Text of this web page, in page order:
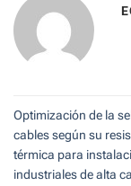
Optimización de la
cables según su
térmica para
industriales de alta